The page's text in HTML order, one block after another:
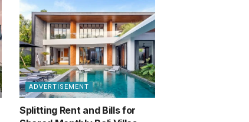
ADVERTISEMENT
Splitting Rent and Bills for